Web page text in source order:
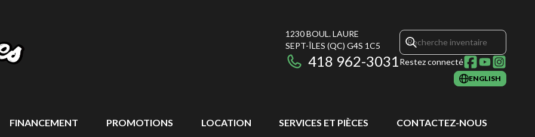
1230 BOUL. LAURE
SEPT-ÎLES (QC) G4S 1C5
418 962-3031Restez connecté
ENGLISH
FINANCEMENT PROMOTIONS LOCATION SERVICES ET PIÈCES CONTACTEZ-NOUS